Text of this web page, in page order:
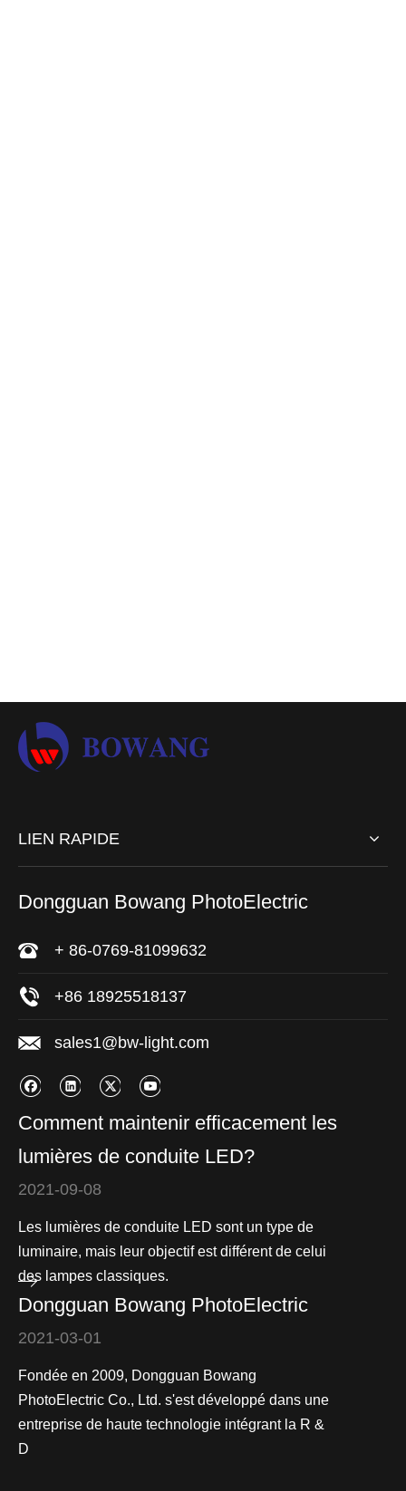
LIEN RAPIDE
Dongguan Bowang PhotoElectric
+ 86-0769-81099632
+86 18925518137
sales1@bw-light.com
Comment maintenir efficacement les
lumières de conduite LED?
2021-09-08
Les lumières de conduite LED sont un type de
luminaire, mais leur objectif est différent de celui
des lampes classiques.
Dongguan Bowang PhotoElectric
2021-03-01
Fondée en 2009, Dongguan Bowang
PhotoElectric Co., Ltd. s'est développé dans une
entreprise de haute technologie intégrant la R &
D